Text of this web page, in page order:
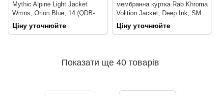
Mythic Alpine Light Jacket
Wmns, Orion Blue, 14 (QDB-48-
ORB-14)
Ціну уточнюйте
мембранна куртка Rab Khroma
Volition Jacket, Deep Ink, SML
(QIO-80-DIK-SML)
Ціну уточнюйте
Показати ще 40 товарів